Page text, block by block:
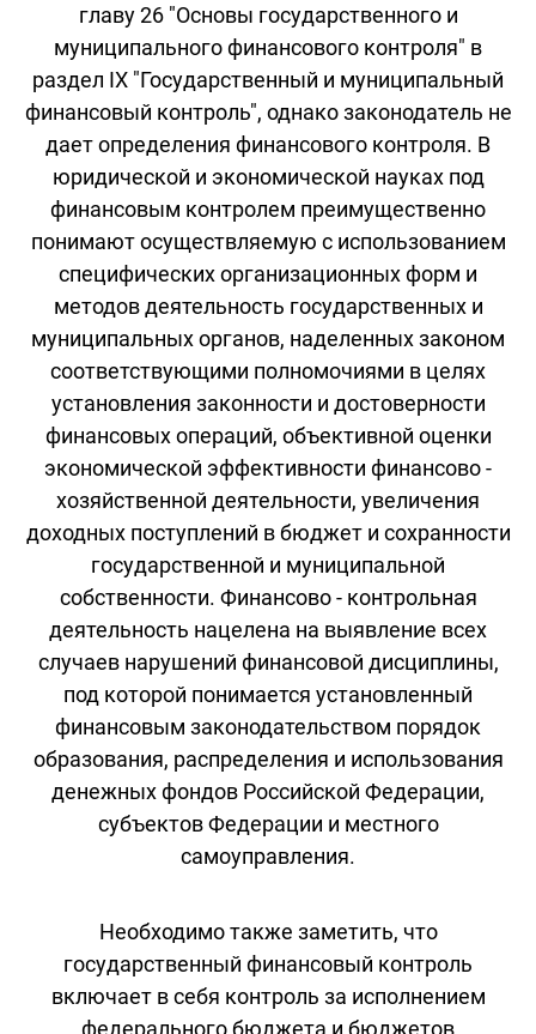
главу 26 "Основы государственного и
муниципального финансового контроля" в
раздел IX "Государственный и муниципальный
финансовый контроль", однако законодатель не
дает определения финансового контроля. В
юридической и экономической науках под
финансовым контролем преимущественно
понимают осуществляемую с использованием
специфических организационных форм и
методов деятельность государственных и
муниципальных органов, наделенных законом
соответствующими полномочиями в целях
установления законности и достоверности
финансовых операций, объективной оценки
экономической эффективности финансово -
хозяйственной деятельности, увеличения
доходных поступлений в бюджет и сохранности
государственной и муниципальной
собственности. Финансово - контрольная
деятельность нацелена на выявление всех
случаев нарушений финансовой дисциплины,
под которой понимается установленный
финансовым законодательством порядок
образования, распределения и использования
денежных фондов Российской Федерации,
субъектов Федерации и местного
самоуправления.
Необходимо также заметить, что
государственный финансовый контроль
включает в себя контроль за исполнением
федерального бюджета и бюджетов